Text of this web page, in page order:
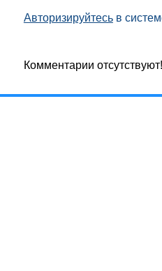
Авторизируйтесьв
Комментарии отсутствуют!